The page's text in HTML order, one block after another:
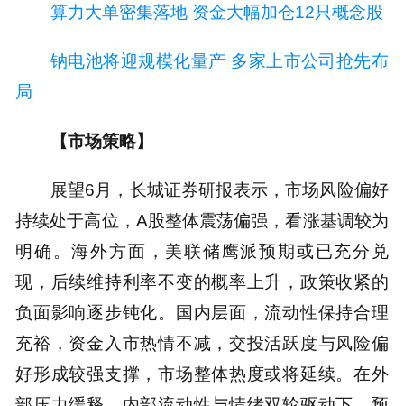
算力大单密集落地 资金大幅加仓12只概念股
钠电池将迎规模化量产 多家上市公司抢先布
局
【市场策略】
展望6月，长城证券研报表示，市场风险偏好
持续处于高位，A股整体震荡偏强，看涨基调较为
明确。海外方面，美联储鹰派预期或已充分兑
现，后续维持利率不变的概率上升，政策收紧的
负面影响逐步钝化。国内层面，流动性保持合理
充裕，资金入市热情不减，交投活跃度与风险偏
好形成较强支撑，市场整体热度或将延续。在外